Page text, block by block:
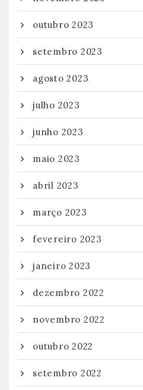
outubro 2023
setembro 2023
agosto 2023
julho 2023
junho 2023
maio 2023
abril 2023
março 2023
fevereiro 2023
janeiro 2023
dezembro 2022
novembro 2022
outubro 2022
setembro 2022